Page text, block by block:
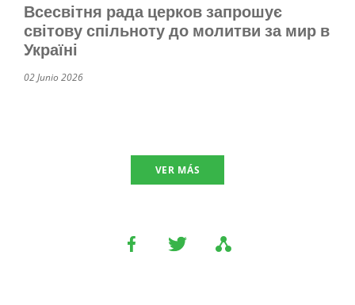
Всесвітня рада церков запрошує
світову спільноту до молитви за мир в
Україні
02 Junio 2026
VER MÁS